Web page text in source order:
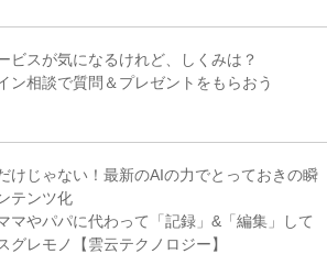
ビスが気になるけれど、しくみは？
ン相談で質問＆プレゼントをもらおう
けじゃない！最新のAIの力でとっておきの瞬
テンツ化
マやパパに代わって「記録」&「編集」して
グレモノ【雲云テクノロジー】